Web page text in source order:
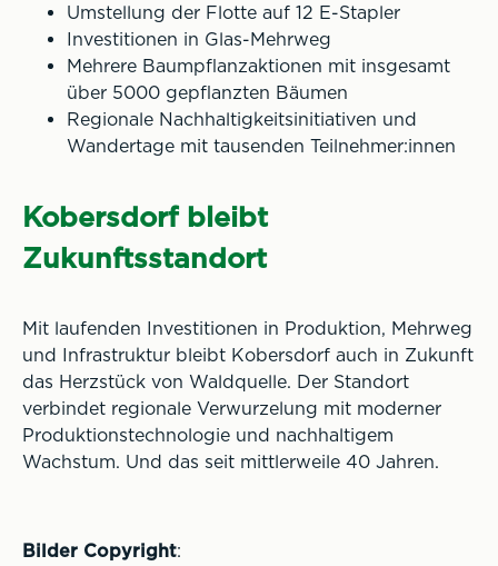
Umstellung der Flotte auf 12 E-Stapler
Investitionen in Glas-Mehrweg
Mehrere Baumpflanzaktionen mit insgesamt
über 5000 gepflanzten Bäumen
Regionale Nachhaltigkeitsinitiativen und
Wandertage mit tausenden Teilnehmer:innen
Kobersdorf bleibt
Zukunftsstandort
Mit laufenden Investitionen in Produktion, Mehrweg
und Infrastruktur bleibt Kobersdorf auch in Zukunft
das Herzstück von Waldquelle. Der Standort
verbindet regionale Verwurzelung mit moderner
Produktionstechnologie und nachhaltigem
Wachstum. Und das seit mittlerweile 40 Jahren.
Bilder Copyright: